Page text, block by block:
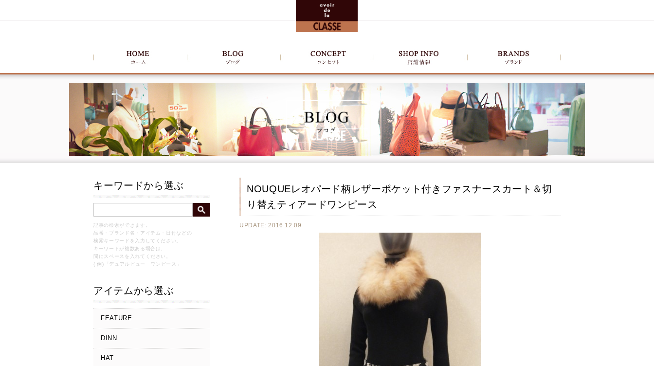
キーワードから選ぶ
記事の検索ができます。
品番・ブランド名・アイテム・日付などの
検索キーワードを入力してください。
キーワードが複数ある場合は、
間にスペースを入れてください。
( 例)「デュアルビュー ワンピース」
アイテムから選ぶ
FEATURE
DINN
HAT
NOUQUEレオパード柄レザーポケット付きファスナースカート＆切
り替えティアードワンピース
UPDATE: 2016.12.09